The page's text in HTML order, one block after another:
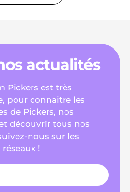
actualités
Pickers est très
pour connaitre les
de Pickers, nos
découvrir tous nos
nous sur les
réseaux !